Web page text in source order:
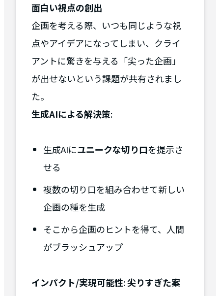
面白い視点の創出
企画を考える際、いつも同じような視
点やアイデアになってしまい、クライ
アントに驚きを与える「尖った企画」
が出せないという課題が共有されまし
た。
生成AIによる解決策:
生成AIにユニークな切り口を提示さ
せる
複数の切り口を組み合わせて新しい
企画の種を生成
そこから企画のヒントを得て、人間
がブラッシュアップ
インパクト/実現可能性:尖りすぎた案